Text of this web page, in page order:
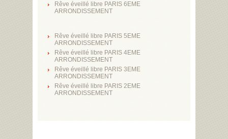
Rêve éveillé libre PARIS 6EME
ARRONDISSEMENT
Rêve éveillé libre PARIS 5EME
ARRONDISSEMENT
Rêve éveillé libre PARIS 4EME
ARRONDISSEMENT
Rêve éveillé libre PARIS 3EME
ARRONDISSEMENT
Rêve éveillé libre PARIS 2EME
ARRONDISSEMENT